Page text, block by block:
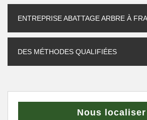
ENTREPRISE ABATTAGE ARBRE À
DES MÉTHODES QUALIFIÉES
Nous localiser